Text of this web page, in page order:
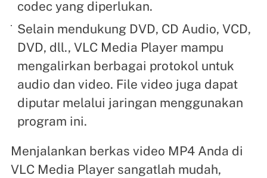
codec yang diperlukan.
Selain mendukung DVD, CD Audio, VCD,
DVD, dll., VLC Media Player mampu
mengalirkan berbagai protokol untuk
audio dan video. File video juga dapat
diputar melalui jaringan menggunakan
program ini.
Menjalankan berkas video MP4 Anda di
VLC Media Player sangatlah mudah,